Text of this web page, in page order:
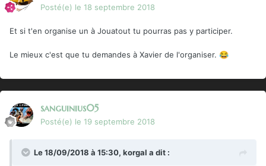
Posté(e) le 18 septembre 2018
Et si t'en organise un à Jouatout tu pourras pas y participer.
Le mieux c'est que tu demandes à Xavier de l'organiser. 😂
sanguinius05
Posté(e) le 19 septembre 2018
Le 18/09/2018 à 15:30, korgal a dit :